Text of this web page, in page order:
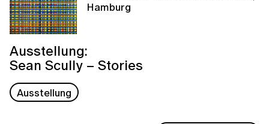
Hamburg
Ausstellung:
Sean Scully – Stories
Ausstellung